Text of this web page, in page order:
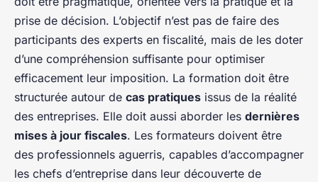
prise de décision. L’objectif n’est pas de faire des
participants des experts en fiscalité, mais de les doter
d’une compréhension suffisante pour optimiser
efficacement leur imposition. La formation doit être
structurée autour de cas pratiques issus de la réalité
des entreprises. Elle doit aussi aborder les dernières
mises à jour fiscales. Les formateurs doivent être
des professionnels aguerris, capables d’accompagner
les chefs d’entreprise dans leur découverte de